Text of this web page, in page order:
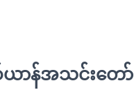
ယာန်အသင်းတော်